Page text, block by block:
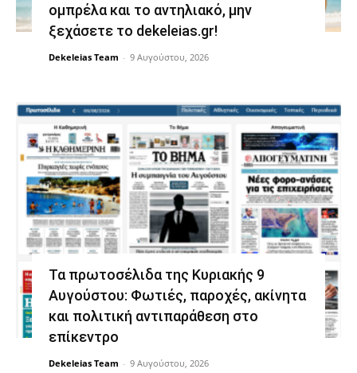
ομπρέλα και το αντηλιακό, μην
ξεχάσετε το dekeleias.gr!
Dekeleias Team - 9 Αυγούστου, 2026
Τα πρωτοσέλιδα της Κυριακής 9
Αυγούστου: Φωτιές, παροχές, ακίνητα
και πολιτική αντιπαράθεση στο
επίκεντρο
Dekeleias Team - 9 Αυγούστου, 2026